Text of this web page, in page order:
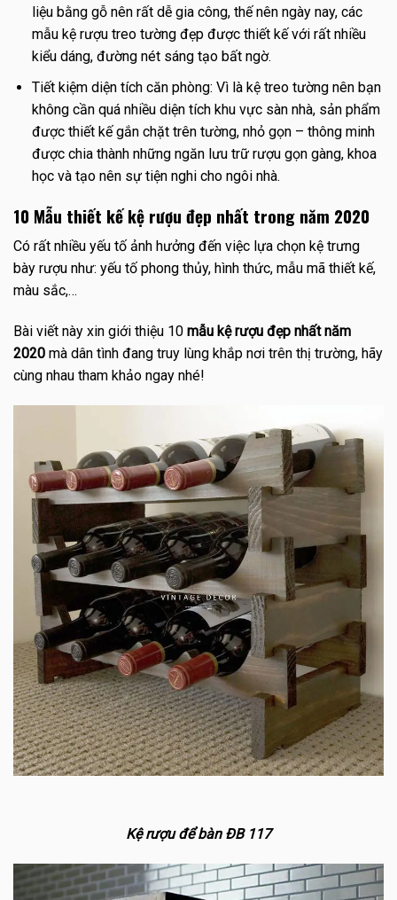
liệu bằng gỗ nên rất dễ gia công, thế nên ngày nay, các
mẫu kệ rượu treo tường đẹp được thiết kế với rất nhiều
kiểu dáng, đường nét sáng tạo bất ngờ.
Tiết kiệm diện tích căn phòng: Vì là kệ treo tường nên bạn
không cần quá nhiều diện tích khu vực sàn nhà, sản phẩm
được thiết kế gắn chặt trên tường, nhỏ gọn – thông minh
được chia thành những ngăn lưu trữ rượu gọn gàng, khoa
học và tạo nên sự tiện nghi cho ngôi nhà.
10 Mẫu thiết kế kệ rượu đẹp nhất trong năm 2020
Có rất nhiều yếu tố ảnh hưởng đến việc lựa chọn kệ trưng
bày rượu như: yếu tố phong thủy, hình thức, mẫu mã thiết kế,
màu sắc,…
Bài viết này xin giới thiệu 10 mẫu kệ rượu đẹp nhất năm
2020 mà dân tình đang truy lùng khắp nơi trên thị trường, hãy
cùng nhau tham khảo ngay nhé!
Kệ rượu để bàn ĐB 117